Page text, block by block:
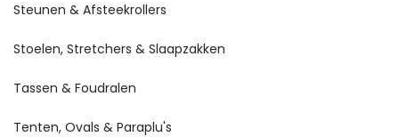
Steunen & Afsteekrollers
Stoelen, Stretchers & Slaapzakken
Tassen & Foudralen
Tenten, Ovals & Paraplu's